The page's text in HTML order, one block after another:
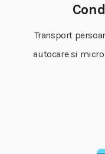
Transport
autocare si